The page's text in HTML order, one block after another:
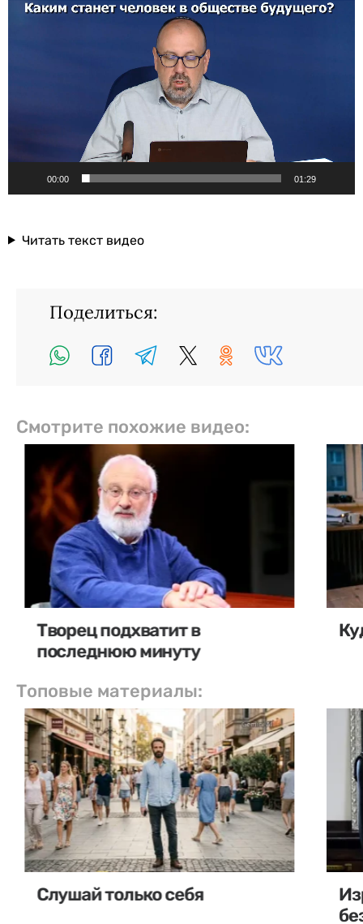
Видеоплеер
00:00 01:29
Читать текст видео
Поделиться:
Смотрите похожие видео:
Творец подхватит в
последнюю минуту
Топовые материалы:
Слушай только себя